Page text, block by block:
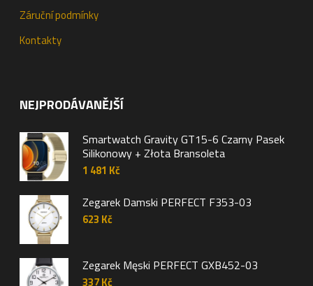
Záruční podmínky
Kontakty
NEJPRODÁVANĚJŠÍ
Smartwatch Gravity GT15-6 Czarny Pasek
Silikonowy + Złota Bransoleta
1 481 Kč
Zegarek Damski PERFECT F353-03
623 Kč
Zegarek Męski PERFECT GXB452-03
337Kč